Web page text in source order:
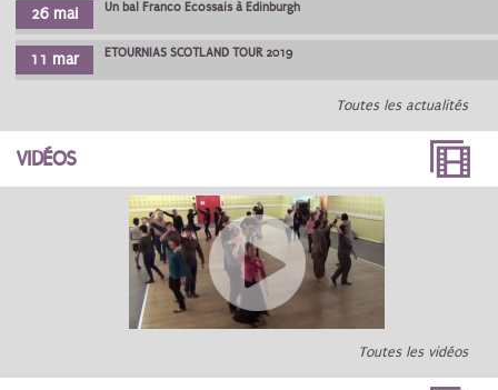
26 mai Un bal Franco Ecossais à Edinburgh
11 mar ETOURNIAS SCOTLAND TOUR 2019
Toutes les actualités
VIDÉOS
Toutes les vidéos